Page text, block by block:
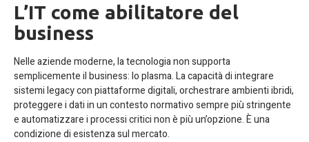
L’IT come abilitatore del
business
Nelle aziende moderne, la tecnologia non supporta
semplicemente il business: lo plasma. La capacità di integrare
sistemi legacy con piattaforme digitali, orchestrare ambienti ibridi,
proteggere i dati in un contesto normativo sempre più stringente
e automatizzare i processi critici non è più un’opzione. È una
condizione di esistenza sul mercato.